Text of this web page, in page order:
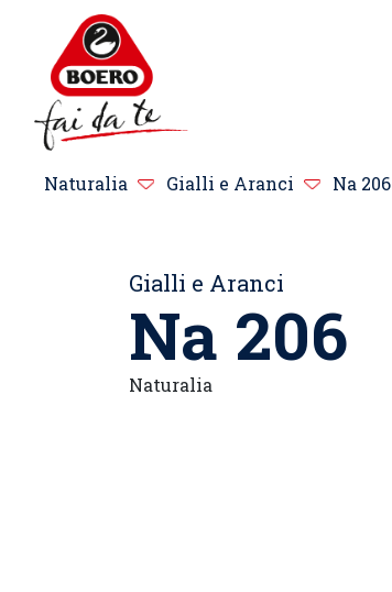
Naturalia Gialli e Aranci Na 206
Gialli e Aranci
Na 206
Naturalia